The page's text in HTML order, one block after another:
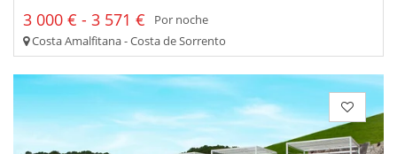
3 000 € - 3 571 €
Por noche
Costa Amalfitana - Costa de Sorrento